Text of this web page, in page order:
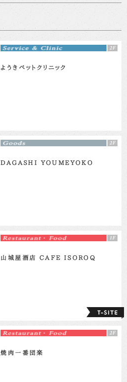
ようきペットクリニック
DAGASHI YOUMEYOKO
山城屋酒店 CAFE ISOROQ
焼肉一番団楽